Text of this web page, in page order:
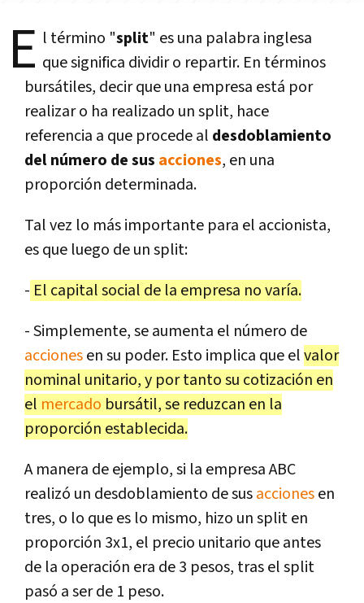
E l término "split" es una palabra inglesa
que significa dividir o repartir. En términos
bursátiles, decir que una empresa está por
realizar o ha realizado un split, hace
referencia a que procede al desdoblamiento
del número de sus acciones, en una
proporción determinada.
Tal vez lo más importante para el accionista,
es que luego de un split:
- El capital social de la empresa no varía.
- Simplemente, se aumenta el número de
accionesen su poder. Esto implica que elvalor
nominal unitario, y por tanto su cotización en
el mercado bursátil, se reduzcan en la
proporción establecida.
A manera de ejemplo, si la empresa ABC
realizó un desdoblamiento de susaccionesen
tres, o lo que es lo mismo, hizo un split en
proporción 3x1, el precio unitario que antes
de la operación era de 3 pesos, tras el split
pasó a ser de 1 peso.